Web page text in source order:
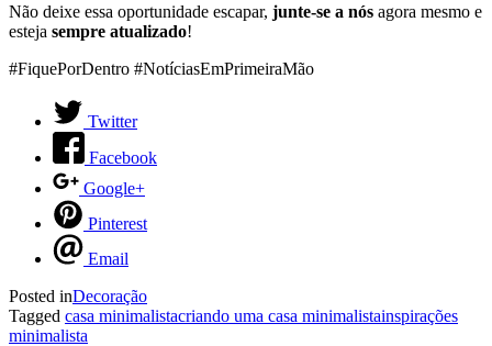
Não deixe essa oportunidade escapar, junte-se a nós agora mesmo e
esteja sempre atualizado!
#FiquePorDentro #NotíciasEmPrimeiraMão
Twitter
Facebook
Google+
Pinterest
Email
Posted inDecoração
Tagged casa minimalistacriando uma casa minimalistainspirações
minimalista